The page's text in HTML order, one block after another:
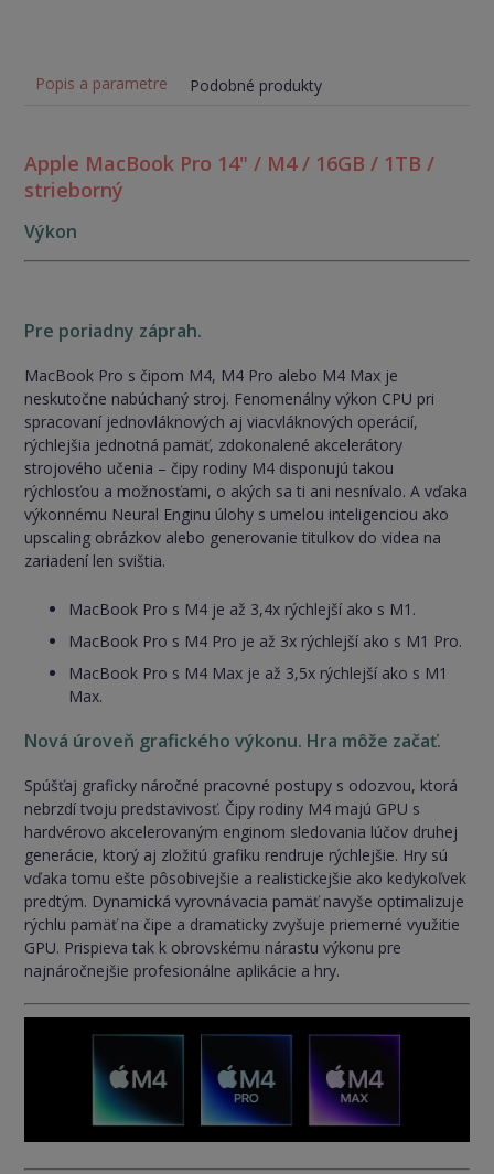
Popis a parametre Podobné produkty
Apple MacBook Pro 14" / M4 / 16GB / 1TB /
strieborný
Výkon
Pre poriadny záprah.
MacBook Pro s čipom M4, M4 Pro alebo M4 Max je
neskutočne nabúchaný stroj. Fenomenálny výkon CPU pri
spracovaní jednovláknových aj viacvláknových operácií,
rýchlejšia jednotná pamäť, zdokonalené akcelerátory
strojového učenia – čipy rodiny M4 disponujú takou
rýchlosťou a možnosťami, o akých sa ti ani nesnívalo. A vďaka
výkonnému Neural Enginu úlohy s umelou inteligenciou ako
upscaling obrázkov alebo generovanie titulkov do videa na
zariadení len svištia.
MacBook Pro s M4 je až 3,4x rýchlejší ako s M1.
MacBook Pro s M4 Pro je až 3x rýchlejší ako s M1 Pro.
MacBook Pro s M4 Max je až 3,5x rýchlejší ako s M1
Max.
Nová úroveň grafického výkonu. Hra môže začať.
Spúšťaj graficky náročné pracovné postupy s odozvou, ktorá
nebrzdí tvoju predstavivosť. Čipy rodiny M4 majú GPU s
hardvérovo akcelerovaným enginom sledovania lúčov druhej
generácie, ktorý aj zložitú grafiku rendruje rýchlejšie. Hry sú
vďaka tomu ešte pôsobivejšie a realistickejšie ako kedykoľvek
predtým. Dynamická vyrovnávacia pamäť navyše optimalizuje
rýchlu pamäť na čipe a dramaticky zvyšuje priemerné využitie
GPU. Prispieva tak k obrovskému nárastu výkonu pre
najnáročnejšie profesionálne aplikácie a hry.